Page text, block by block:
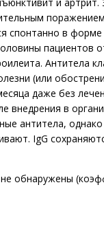
спонтанно в форме
пациентов
Антитела
(или
даже без
внедрения в
антитела, однако
IgG
обнаружены